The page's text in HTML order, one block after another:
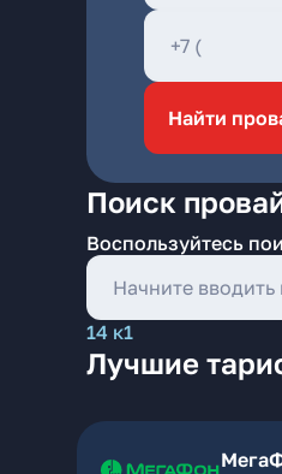
Найти
Поиск
Воспользуйтесь
14 к1
Лучшие